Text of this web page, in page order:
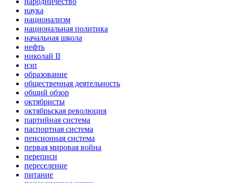
наука
национализм
национальная политика
начальная школа
нефть
николай II
нэп
образование
общественная деятельность
общий обзор
октябристы
октябрьская революция
партийная система
паспортная система
пенсионная система
первая мировая война
переписи
переселение
питание